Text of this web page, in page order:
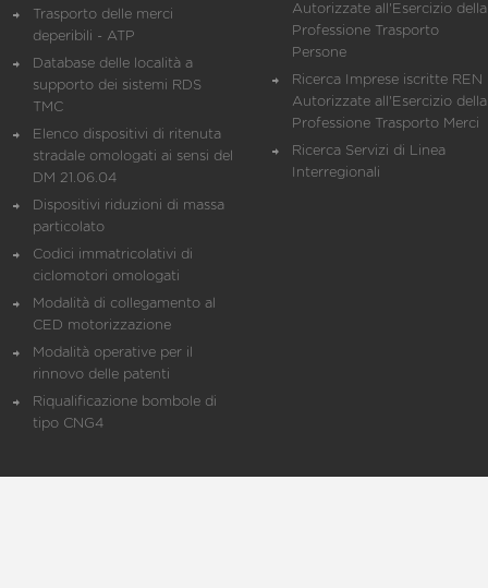
Trasporto delle merci
deperibili - ATP
Database delle località a
supporto dei sistemi RDS
TMC
Elenco dispositivi di ritenuta
stradale omologati ai sensi del
DM 21.06.04
Dispositivi riduzioni di massa
particolato
Codici immatricolativi di
ciclomotori omologati
Modalità di collegamento al
CED motorizzazione
Modalità operative per il
rinnovo delle patenti
Riqualificazione bombole di
tipo CNG4
Autorizzate all'Esercizio della
Professione Trasporto
Persone
Ricerca Imprese iscritte REN
Autorizzate all'Esercizio della
Professione Trasporto Merci
Ricerca Servizi di Linea
Interregionali